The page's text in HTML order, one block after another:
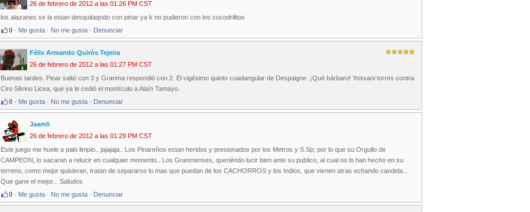
26 de febrero de 2012 a las 01:26 PM CST
los alazanes se la estan desquitaqndo con pinar ya k no pudieron con los cocodrilitos
0 · Me gusta · No me gusta · Denunciar
Félix Armando Quirós Tejeira
26 de febrero de 2012 a las 01:27 PM CST
Buenas tardes. Pinar saltó con 3 y Granma respondió con 2. El vigésimo quinto cuadangular de Despaigne. ¡Qué bárbaro! Yosvani torres contra
Ciro Silvino Licea, que ya le cedió el montículo a Alaín Tamayo.
0 · Me gusta · No me gusta · Denunciar
Jaamli
26 de febrero de 2012 a las 01:29 PM CST
Este juego me huele a palo limpio.. jajajaja.. Los Pinareños estan heridos y presionados por los Metros y S.Sp; por lo que su Orgullo de
CAMPEON, lo sacaran a relucir en cualquier momento.. Los Granmenses, queriéndo lucir bien ante su publico, al cual no lo han hecho en su
terreno, como mejor quisieran, tratan de separarse lo mas que puedan de los CACHORROS y los Indios, que vienen atras echando candela...
Que gane el mejor... Saludos
0 · Me gusta · No me gusta · Denunciar